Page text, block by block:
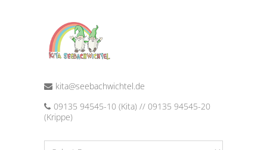
kita@seebachwichtel.de
09135 94545-10 (Kita) // 09135 94545-20
(Krippe)